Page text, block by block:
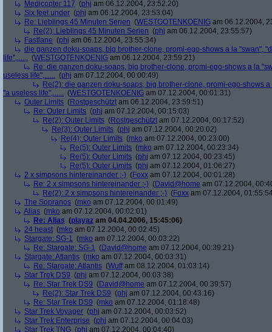
Medicopter 117 (phj am 06.12.2004, 23:52:20)
Six feet under (phj am 06.12.2004, 23:53:04)
Re: Lieblings 45 Minuten Serien (WESTGOTENKOENIG am 06.12.2004,
Re(2): Lieblings 45 Minuten Serien (phj am 06.12.2004, 23:55:57)
Fastlane (phj am 06.12.2004, 23:55:34)
die ganzen doku-soaps, big brother-clone, promi-ego-shows a la "swan",
life",...... (WESTGOTENKOENIG am 06.12.2004, 23:59:21)
Re: die ganzen doku-soaps, big brother-clone, promi-ego-shows a la
useless life",...... (phj am 07.12.2004, 00:00:49)
Re(2): die ganzen doku-soaps, big brother-clone, promi-ego-shows
"a useless life",...... (WESTGOTENKOENIG am 07.12.2004, 00:01:31)
Outer Limits (Rostgeschützt am 06.12.2004, 23:59:51)
Re: Outer Limits (phj am 07.12.2004, 00:15:03)
Re(2): Outer Limits (Rostgeschützt am 07.12.2004, 00:17:52)
Re(3): Outer Limits (phj am 07.12.2004, 00:20:02)
Re(4): Outer Limits (mko am 07.12.2004, 00:23:00)
Re(5): Outer Limits (mko am 07.12.2004, 00:23:34)
Re(5): Outer Limits (phj am 07.12.2004, 00:23:45)
Re(5): Outer Limits (phj am 07.12.2004, 01:06:27)
2 x simpsons hintereinander ;-) (Foxx am 07.12.2004, 00:01:28)
Re: 2 x simpsons hintereinander ;-) (David@home am 07.12.2004,
Re(2): 2 x simpsons hintereinander ;-) (Foxx am 07.12.2004,
The Sopranos (mko am 07.12.2004, 00:01:49)
Alias (mko am 07.12.2004, 00:02:01)
Re: Alias (playaz am 04.04.2006, 15:45:06)
24 heast (mko am 07.12.2004, 00:02:45)
Stargate: SG-1 (mko am 07.12.2004, 00:03:22)
Re: Stargate: SG-1 (David@home am 07.12.2004, 00:39:21)
Stargate: Atlantis (mko am 07.12.2004, 00:03:31)
Re: Stargate: Atlantis (Wuffam 08.12.2004, 01:03:14)
Star Trek DS9 (phj am 07.12.2004, 00:03:38)
Re: Star Trek DS9 (David@home am 07.12.2004, 00:39:57)
Re(2): Star Trek DS9 (phj am 07.12.2004, 00:43:16)
Re: Star Trek DS9 (mko am 07.12.2004, 01:18:48)
Star Trek Voyager (phj am 07.12.2004, 00:03:52)
Star Trek Enterprise (phj am 07.12.2004, 00:04:03)
Star Trek TNG (phj am 07.12.2004, 00:04:40)